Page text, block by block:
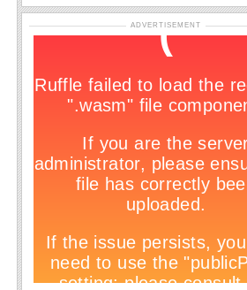
ADVERTISEMENT